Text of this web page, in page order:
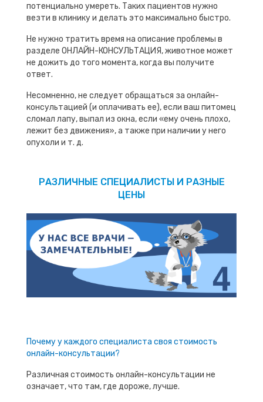
потенциально умереть. Таких пациентов нужно
везти в клинику и делать это максимально быстро.
Не нужно тратить время на описание проблемы в
разделе ОНЛАЙН-КОНСУЛЬТАЦИЯ, животное может
не дожить до того момента, когда вы получите
ответ.
Несомненно, не следует обращаться за онлайн-
консультацией (и оплачивать ее), если ваш питомец
сломал лапу, выпал из окна, если «ему очень плохо,
лежит без движения», а также при наличии у него
опухоли и т. д.
РАЗЛИЧНЫЕ СПЕЦИАЛИСТЫ И РАЗНЫЕ
ЦЕНЫ
Почему у каждого специалиста своя стоимость
онлайн-консультации?
Различная стоимость онлайн-консультации не
означает, что там, где дороже, лучше.